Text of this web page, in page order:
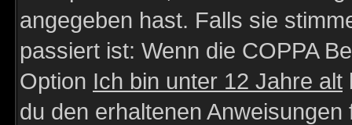
angegeben hast. Falls sie
passiert ist: Wenn die COPPA
Option Ich bin unter 12 Jahre alt
du den erhaltenen